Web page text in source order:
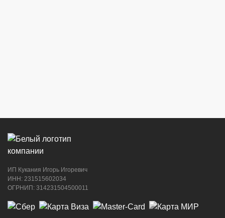
ИП Кукания Игорь Игоревич
ИНН: 231515602034
ОГРНИП: 314231504500011